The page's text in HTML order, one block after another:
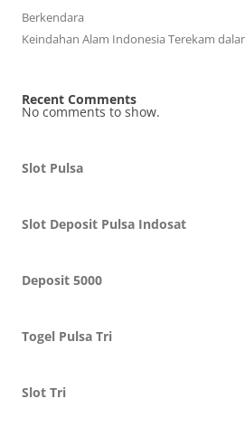
Berkendara
Keindahan Alam Indonesia Terekam
Recent Comments
No comments to show.
Slot Pulsa
Slot Deposit Pulsa Indosat
Deposit 5000
Togel Pulsa Tri
Slot Tri